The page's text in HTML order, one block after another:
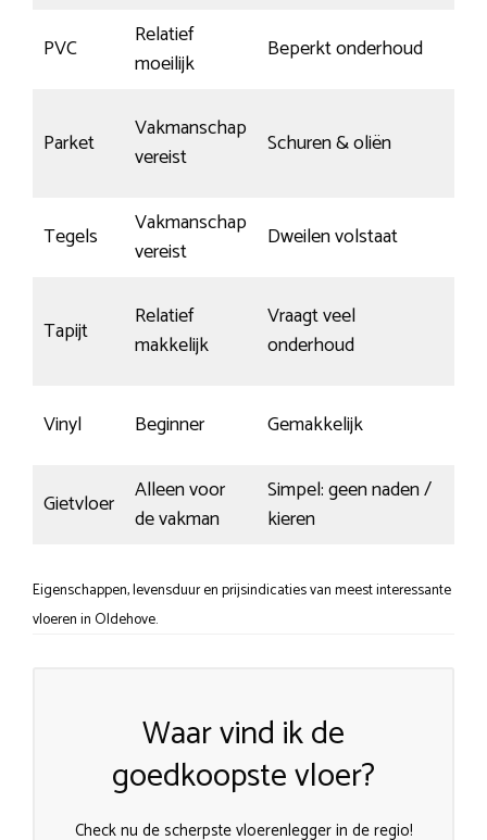
PVC
Relatief
moeilijk
Beperkt onderhoud
Parket
Vakmanschap
vereist
Schuren & oliën
Tegels
Vakmanschap
vereist
Dweilen volstaat
Tapijt
Relatief
makkelijk
Vraagt veel
onderhoud
Vinyl Beginner Gemakkelijk
Gietvloer
Alleen voor
de vakman
Simpel: geen naden /
kieren
Eigenschappen, levensduur en prijsindicaties van meest interessante
vloeren in Oldehove.
Waar vind ik de
goedkoopste vloer?
Check nu de scherpste vloerenlegger in de regio!